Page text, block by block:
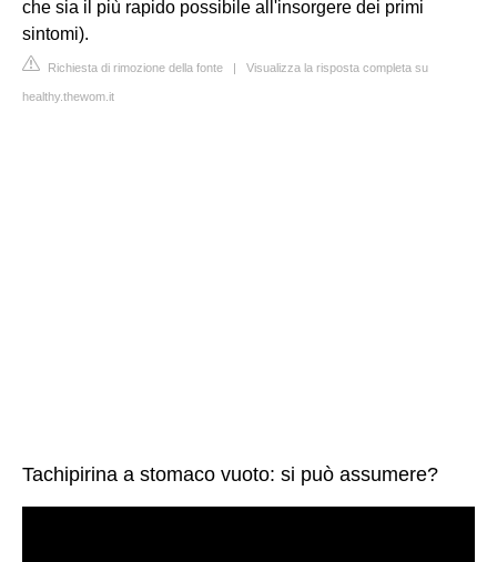
che sia il più rapido possibile all'insorgere dei primi
sintomi).
Richiesta di rimozione della fonte | Visualizza la risposta completa su
healthy.thewom.it
Tachipirina a stomaco vuoto: si può assumere?